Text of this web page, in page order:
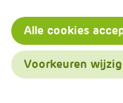
© 2026 APS IT-
Alle cookies
Voorkeuren